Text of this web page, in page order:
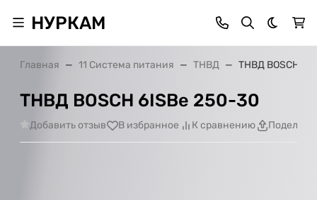
НУРКАМ Темная
Главная 11 Система питания ТНВД ТНВД BOSCH
ТНВД BOSCH 6ISBe 250-30
Добавить отзыв В избранное К сравнению